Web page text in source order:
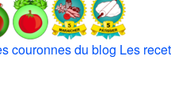
couronnes du blog Les